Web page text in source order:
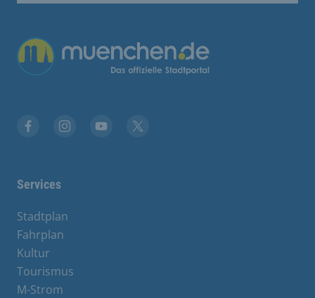
Übergreifende Links
Services
Stadtplan
Fahrplan
Kultur
Tourismus
M-Strom